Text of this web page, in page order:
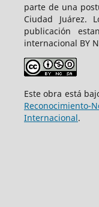
parte de una
Ciudad Juárez.
publicación
internacional BY
Este obra está
Internacional.